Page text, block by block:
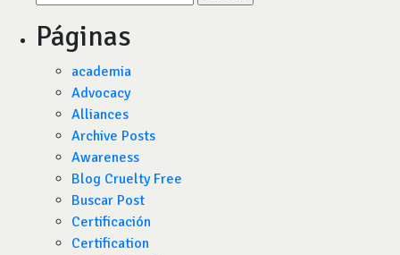
por:
Páginas
academia
Advocacy
Alliances
Archive Posts
Awareness
Blog Cruelty Free
Buscar Post
Certificación
Certification